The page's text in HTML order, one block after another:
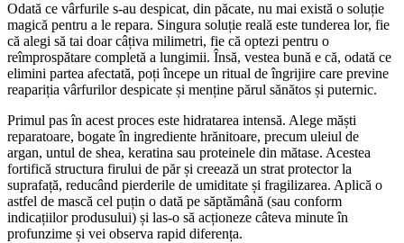
Odată ce vârfurile s-au despicat, din păcate, nu mai există o soluție
magică pentru a le repara. Singura soluție reală este tunderea lor, fie
că alegi să tai doar câțiva milimetri, fie că optezi pentru o
reîmprospătare completă a lungimii. Însă, vestea bună e că, odată ce
elimini partea afectată, poți începe un ritual de îngrijire care previne
reapariția vârfurilor despicate și menține părul sănătos și puternic.
Primul pas în acest proces este hidratarea intensă. Alege măști
reparatoare, bogate în ingrediente hrănitoare, precum uleiul de
argan, untul de shea, keratina sau proteinele din mătase. Acestea
fortifică structura firului de păr și creează un strat protector la
suprafață, reducând pierderile de umiditate și fragilizarea. Aplică o
astfel de mască cel puțin o dată pe săptămână (sau conform
indicațiilor produsului) și las-o să acționeze câteva minute în
profunzime și vei observa rapid diferența.